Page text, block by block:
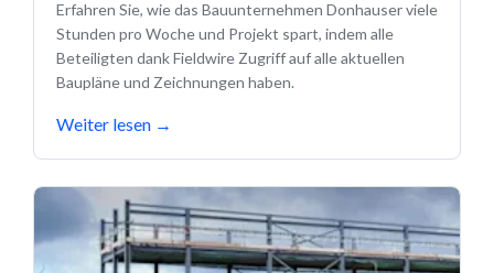
Erfahren Sie, wie das Bauunternehmen Donhauser viele
Stunden pro Woche und Projekt spart, indem alle
Beteiligten dank Fieldwire Zugriff auf alle aktuellen
Baupläne und Zeichnungen haben.
Weiter lesen →